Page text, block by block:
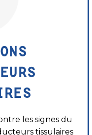
les signes du
tissulaires